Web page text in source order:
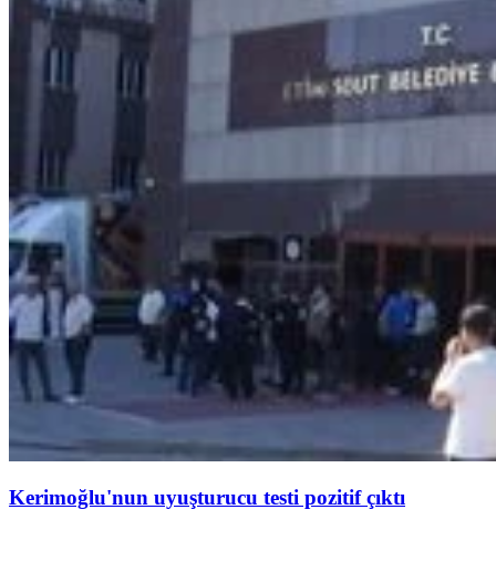
Kerimoğlu'nun uyuşturucu testi pozitif çıktı